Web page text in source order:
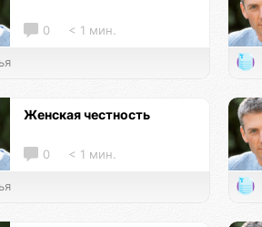
0 < 1 мин.
Женская честность
0 < 1 мин.